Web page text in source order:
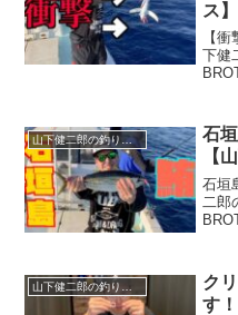
ス】
【
下健
『
『【
山下健二郎の釣りベース
石
【
石垣
二郎
『
『
届け
ク
す